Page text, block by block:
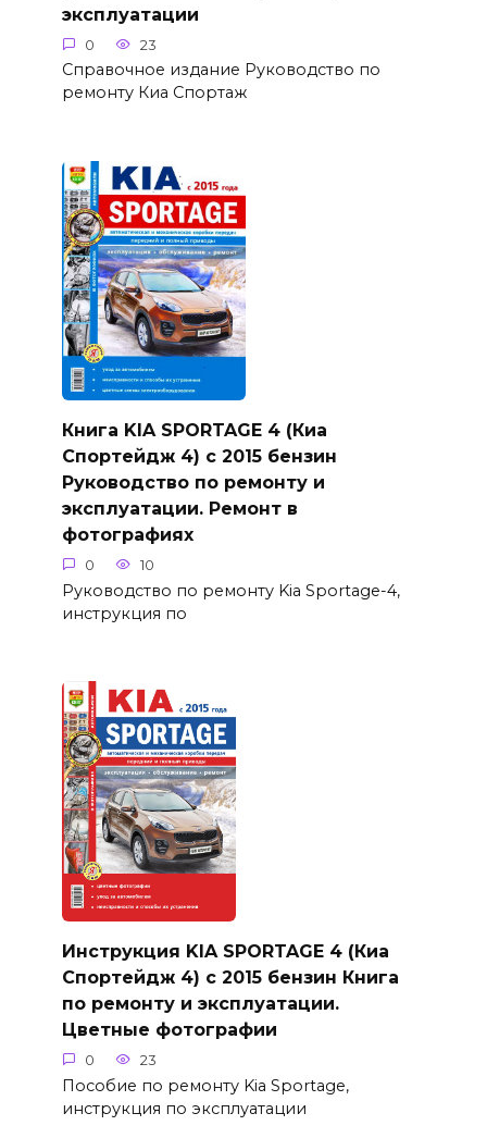
эксплуатации
0 23
Справочное издание Руководство по
ремонту Киа Спортаж
Книга KIA SPORTAGE 4 (Киа
Спортейдж 4) с 2015 бензин
Руководство по ремонту и
эксплуатации. Ремонт в
фотографиях
0 10
Руководство по ремонту Kia Sportage-4,
инструкция по
Инструкция KIA SPORTAGE 4 (Киа
Спортейдж 4) с 2015 бензин Книга
по ремонту и эксплуатации.
Цветные фотографии
0 23
Пособие по ремонту Kia Sportage,
инструкция по эксплуатации